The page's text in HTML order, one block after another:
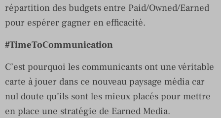
répartition des budgets entre Paid/Owned/Earned
pour espérer gagner en efficacité.
#TimeToCommunication
C’est pourquoi les communicants ont une véritable
carte à jouer dans ce nouveau paysage média car
nul doute qu’ils sont les mieux placés pour mettre
en place une stratégie de Earned Media.